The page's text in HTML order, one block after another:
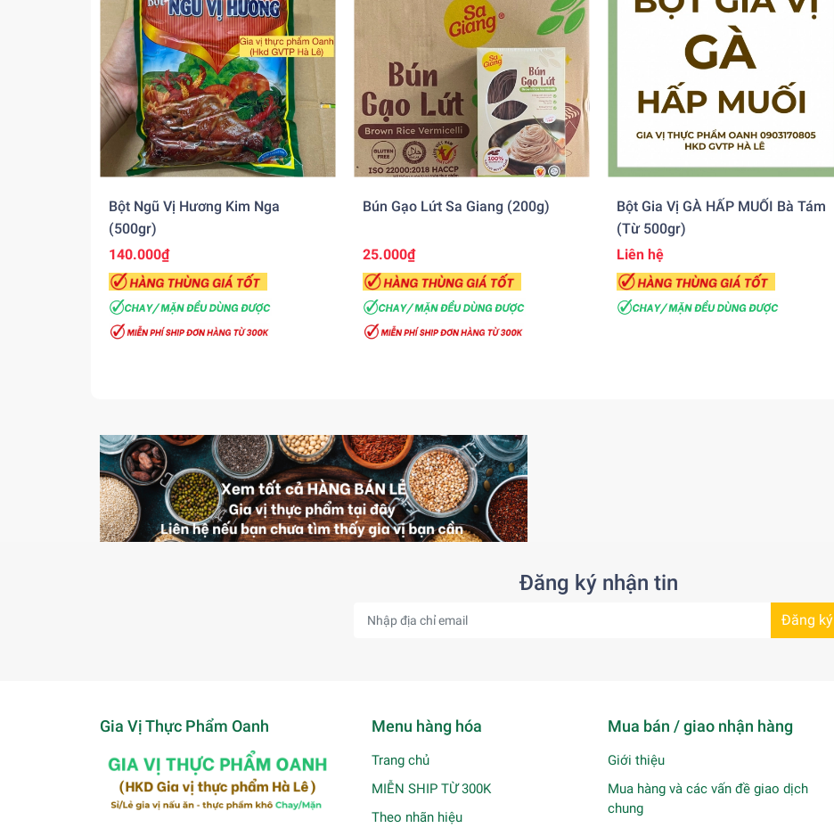
Bột Ngũ Vị Hương Kim Nga
(500gr)
140.000₫
Bún Gạo Lứt Sa Giang (200g)
25.000₫
Bột Gia Vị GÀ HẤP MUỐI Bà Tám
(từ 500gr)
Liên hệ
Đăng ký nhận tin
Đăng ký
Gia Vị Thực Phẩm Oanh Menu hàng hóa
Trang chủ
MIỄN SHIP TỪ 300K
Theo nhãn hiệu
Mua bán / giao nhận hàng
Giới thiệu
Mua hàng và các vấn đề giao dịch
chung